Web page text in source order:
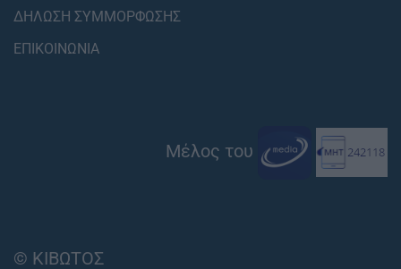
ΔΗΛΩΣΗ ΣΥΜΜΟΡΦΩΣΗΣ
ΕΠΙΚΟΙΝΩΝΙΑ
Μέλος του
© ΚΙΒΩΤΟΣ